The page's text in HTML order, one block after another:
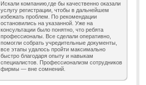
Искали компанию,где бы качественно оказали
услугу регистрации, чтобы в дальнейшем
избежать проблем. По рекомендации
остановились на указанной. Уже на
консультации было понятно, что ребята
профессионалы. Все сделали оперативно,
помогли собрать учредительные документы,
все этапы удалось пройти максимально
быстро благодаря опыту и навыкам
специалистов. Профессионализм сотрудников
фирмы — вне сомнений.